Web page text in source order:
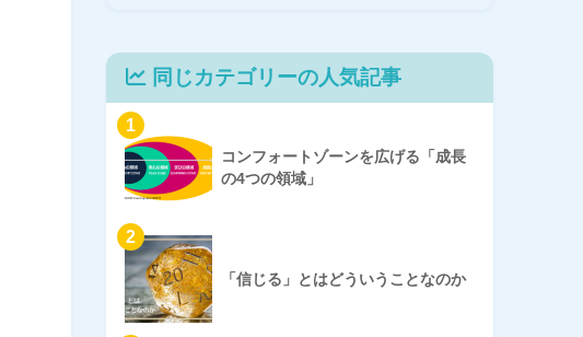
同じカテゴリーの人気記事
1
コンフォートゾーンを広げる「成長
の4つの領域」
2
「信じる」とはどういうことなのか